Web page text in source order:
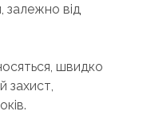
залежно від
швидко
захист,